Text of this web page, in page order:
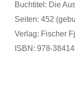
Buchtitel: Die
Seiten: 452
Verlag: Fischer
ISBN: 978-